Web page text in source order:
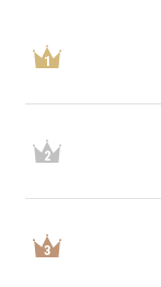
1
2
3